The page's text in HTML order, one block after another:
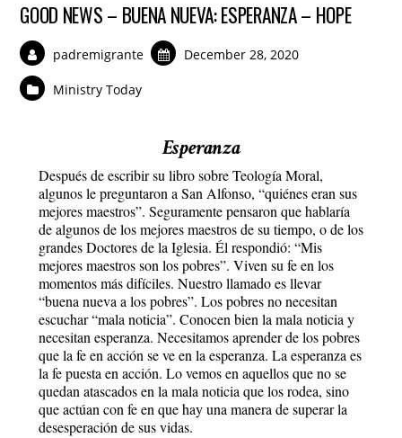
GOOD NEWS – BUENA NUEVA: ESPERANZA – HOPE
padremigrante December 28, 2020
Ministry Today
Esperanza
Después de escribir su libro sobre Teología Moral,
algunos le preguntaron a San Alfonso, “quiénes eran sus
mejores maestros”. Seguramente pensaron que hablaría
de algunos de los mejores maestros de su tiempo, o de los
grandes Doctores de la Iglesia. Él respondió: “Mis
mejores maestros son los pobres”. Viven su fe en los
momentos más difíciles. Nuestro llamado es llevar
“buena nueva a los pobres”. Los pobres no necesitan
escuchar “mala noticia”. Conocen bien la mala noticia y
necesitan esperanza. Necesitamos aprender de los pobres
que la fe en acción se ve en la esperanza. La esperanza es
la fe puesta en acción. Lo vemos en aquellos que no se
quedan atascados en la mala noticia que los rodea, sino
que actúan con fe en que hay una manera de superar la
desesperación de sus vidas.